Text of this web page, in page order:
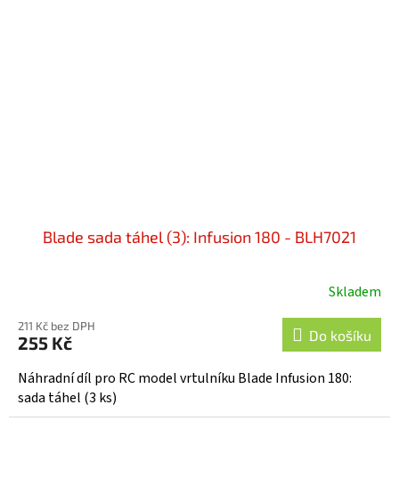
Blade sada táhel (3): Infusion 180 - BLH7021
Skladem
211 Kč bez DPH
255 Kč Do košíku
Náhradní díl pro RC model vrtulníku Blade Infusion 180:
sada táhel (3 ks)